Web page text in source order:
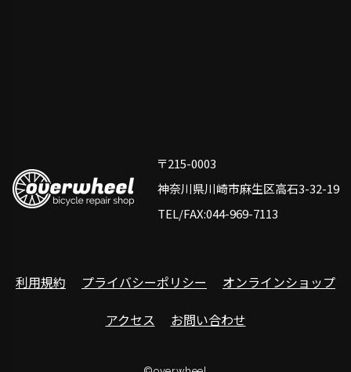
〒215-0003
神奈川県川崎市麻生区高石3-32-19
TEL/FAX:044-969-7113
利用規約 プライバシーポリシー
オンラインショップ
アクセス
お問い合わせ